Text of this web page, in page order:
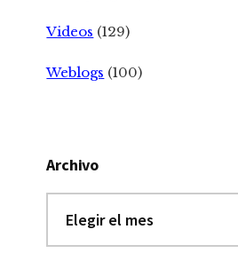
Videos (129)
Weblogs (100)
Archivo